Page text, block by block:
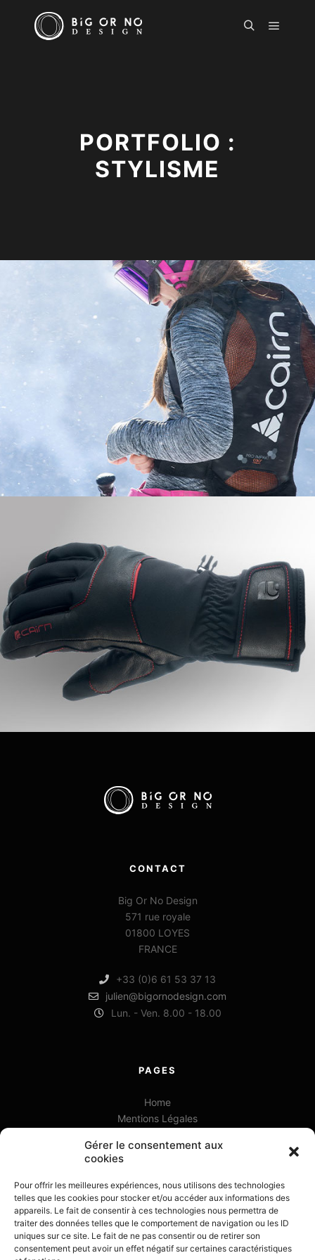
Gérer le consentement aux
cookies
Pour offrir les meilleures expériences, nous utilisons des technologies
telles que les cookies pour stocker et/ou accéder aux informations des
appareils. Le fait de consentir à ces technologies nous permettra de
traiter des données telles que le comportement de navigation ou les ID
uniques sur ce site. Le fait de ne pas consentir ou de retirer son
consentement peut avoir un effet négatif sur certaines caractéristiques
PORTFOLIO :
STYLISME
CONTACT
Big Or No Design
571 rue royale
01800 LOYES
FRANCE
+33 (0)6 61 53 37 13
julien@bigornodesign.com
Lun. - Ven. 8.00 - 18.00
PAGES
Home
Mentions Légales
Politique de cookies (UE)